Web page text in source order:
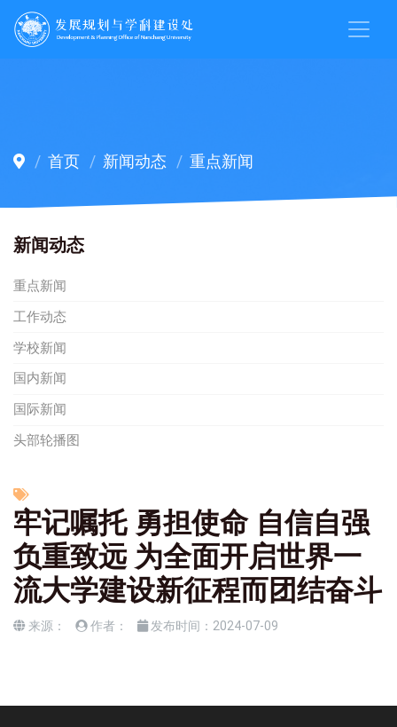
首页 新闻动态 重点新闻
新闻动态
重点新闻
工作动态
学校新闻
国内新闻
国际新闻
头部轮播图
牢记嘱托 勇担使命 自信自强
负重致远 为全面开启世界一
流大学建设新征程而团结奋斗
来源： 作者： 发布时间： 2024-07-09